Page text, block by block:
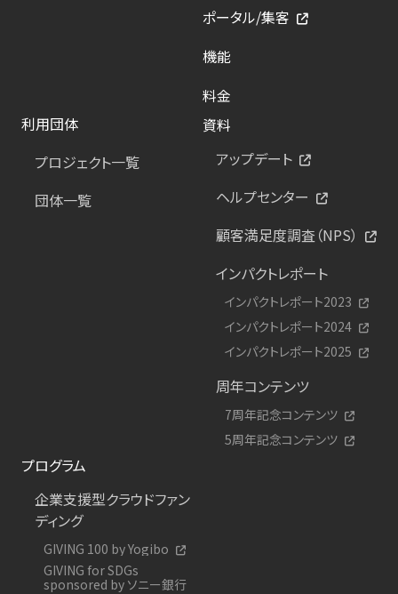
ポータル/集客
機能
料金
利用団体
プロジェクト一覧
団体一覧
資料
アップデート
ヘルプセンター
顧客満足度調査（NPS）
インパクトレポート
インパクトレポート2023
インパクトレポート2024
インパクトレポート2025
周年コンテンツ
7周年記念コンテンツ
5周年記念コンテンツ
プログラム
企業支援型クラウドファン
ディング
GIVING 100 by Yogibo
GIVING for SDGs
sponsored by ソニー銀行